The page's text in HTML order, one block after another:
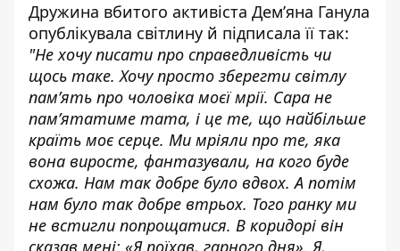
Дружина вбитого активіста Демʼяна Ганула
опублікувала світлину й підписала її так:
"Не хочу писати про справедливість чи
щось таке. Хочу просто зберегти світлу
памʼять про чоловіка моєї мрії. Сара не
памʼятатиме тата, і це те, що найбільше
країть моє серце. Ми мріяли про те, яка
вона виросте, фантазували, на кого буде
схожа. Нам так добре було вдвох. А потім
нам було так добре втрьох. Того ранку ми
не встигли попрощатися. В коридорі він
сказав мені: «Я поїхав, гарного дня». Я,